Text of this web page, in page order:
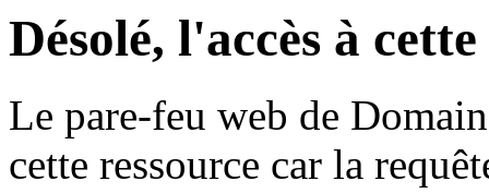
Désolé, l'accès à
Le pare-feu web de
cette ressource car la